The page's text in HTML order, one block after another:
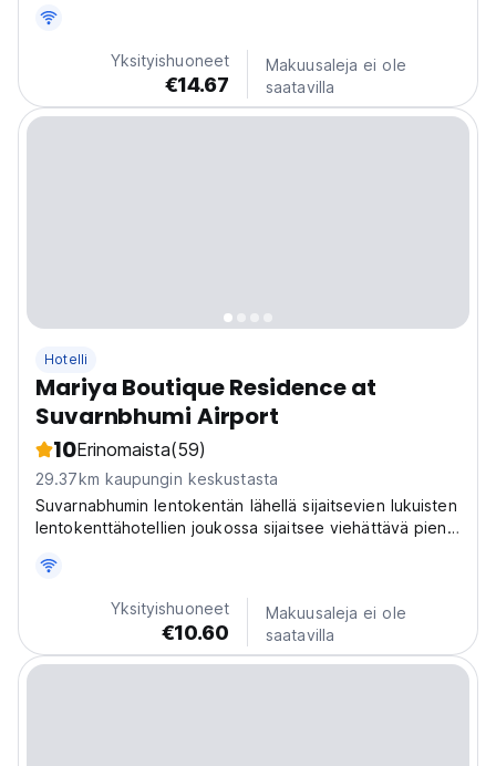
Yksityishuoneet
€14.67
Makuusaleja ei ole
saatavilla
Hotelli
Mariya Boutique Residence at
Suvarnbhumi Airport
10Erinomaista(59)
29.37km kaupungin keskustasta
Suvarnabhumin lentokentän lähellä sijaitsevien lukuisten
lentokenttähotellien joukossa sijaitsee viehättävä pieni
Residence, boutique-hotelli
Yksityishuoneet
€10.60
Makuusaleja ei ole
saatavilla